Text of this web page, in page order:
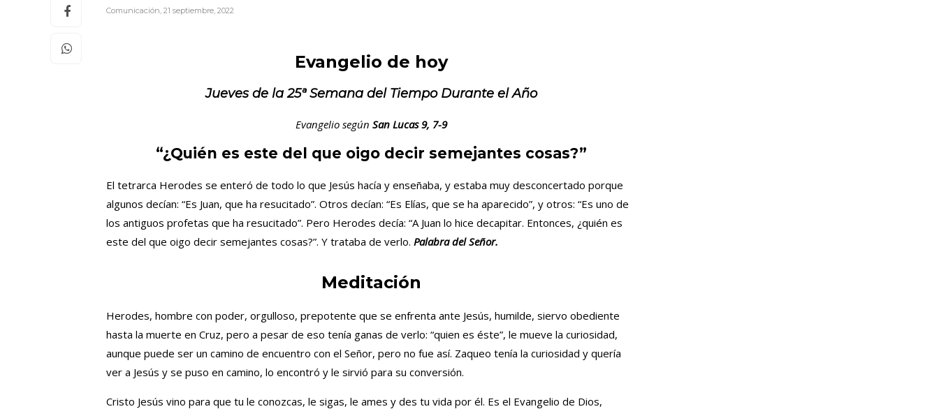
Comunicación, 21 septiembre, 2022
Evangelio de hoy
Juevesde la 25ª Semana del Tiempo Durante el Año
Evangelio según SanLucas9, 7-9
“¿Quién es este del que oigo decir semejantes cosas?”
El tetrarca Herodes se enteró de todo lo que Jesús hacía y enseñaba, y estaba muy desconcertado porque
algunos decían: “Es Juan, que ha resucitado”. Otros decían: “Es Elías, que se ha aparecido”, y otros: “Es uno de
los antiguos profetas que ha resucitado”. Pero Herodes decía: “A Juan lo hice decapitar. Entonces, ¿quién es
este del que oigo decir semejantes cosas?”. Y trataba de verlo. Palabra del Señor.
Meditación
Herodes, hombre con poder, orgulloso, prepotente que se enfrenta ante Jesús, humilde, siervo obediente
hasta la muerte en Cruz, pero a pesar de eso tenía ganas de verlo: “quien es éste”, le mueve la curiosidad,
aunque puede ser un camino de encuentro con el Señor, pero no fue así. Zaqueo tenía la curiosidad y quería
ver a Jesús y se puso en camino, lo encontró y le sirvió para su conversión.
Cristo Jesús vino para que tu le conozcas, le sigas, le ames y des tu vida por él. Es el Evangelio de Dios,